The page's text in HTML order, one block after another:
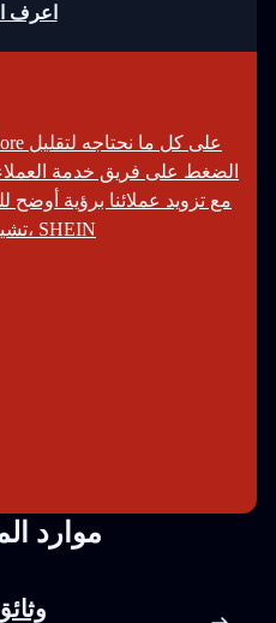
اعرف
الضغط على فريق خدمة
تشين، كبير محللي سلسلة التوريد، SHEIN
موارد